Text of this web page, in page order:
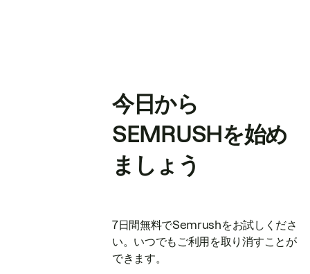
今日から
SEMRUSHを始め
ましょう
7日間無料でSemrushをお試しくださ
い。いつでもご利用を取り消すことが
できます。